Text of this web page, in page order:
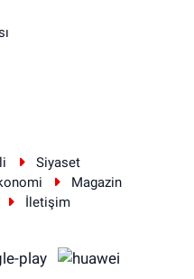
Siyaset
Magazin
İletişim